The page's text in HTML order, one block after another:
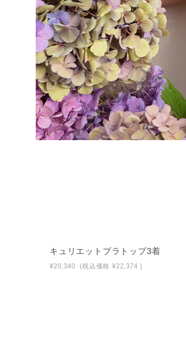
キュリエットブラトップ3着
¥20,340 (税込価格 ¥22,374 )